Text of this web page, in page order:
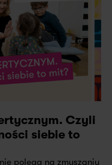
Czyli
siebie to
polega na zmuszaniu